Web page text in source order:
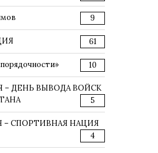
9
61
10
– ДЕНЬ ВЫВОДА ВОЙСК
5
– СПОРТИВНАЯ НАЦИЯ
4